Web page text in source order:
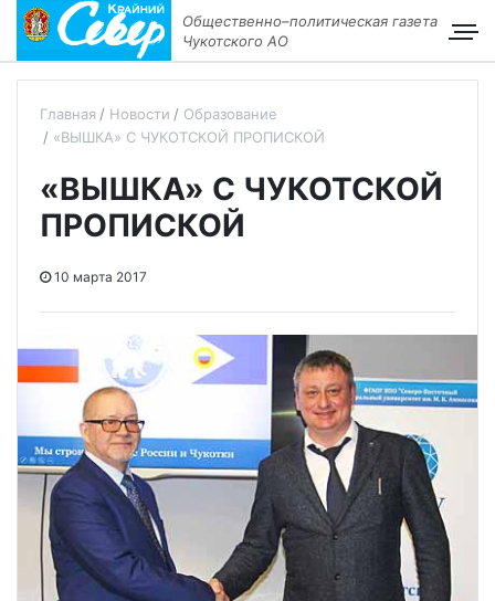
Общественно–политическая газета
Чукотского АО
Главная Новости
Образование
«ВЫШКА» С ЧУКОТСКОЙ ПРОПИСКОЙ
«ВЫШКА» С ЧУКОТСКОЙ
ПРОПИСКОЙ
10 марта 2017